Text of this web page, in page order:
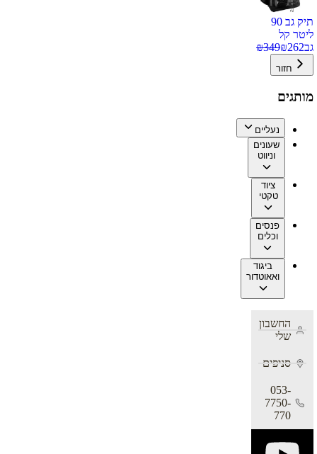
תיק גב 90
ליטר קל
גב
₪262
₪349
חזור
מותגים
נעליים
שעונים
וניווט
ציוד
טקטי
פנסים
וכלים
ביגוד
ואאוטדור
החשבון
שלי
סניפים
053-
7750-
770